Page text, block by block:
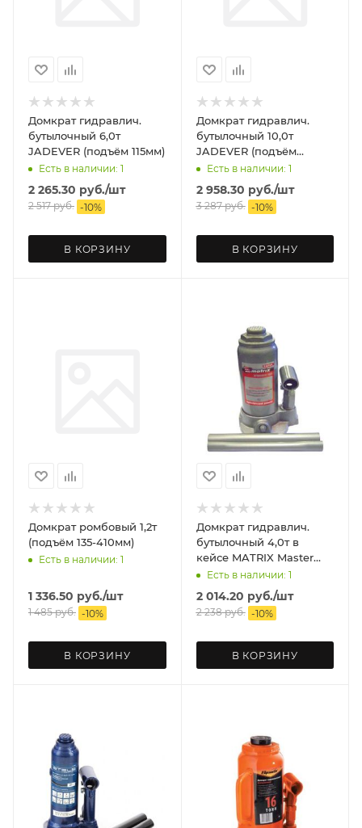
Домкрат гидравлич.
бутылочный 6,0т
JADEVER (подъём 115мм)
Есть в наличии: 1
2 265.30 руб./шт
2 517руб. -10%
В КОРЗИНУ
Домкрат гидравлич.
бутылочный 10,0т
JADEVER (подъём
110мм)
Есть в наличии: 1
2 958.30 руб./шт
3 287руб. -10%
В КОРЗИНУ
Домкрат ромбовый 1,2т
(подъём 135-410мм)
Есть в наличии: 1
1 336.50 руб./шт
1 485руб. -10%
В КОРЗИНУ
Домкрат гидравлич.
бутылочный 4,0т в
кейсе MATRIX Master
(подъём 194-372мм)
Есть в наличии: 1
2 014.20 руб./шт
2 238руб. -10%
В КОРЗИНУ